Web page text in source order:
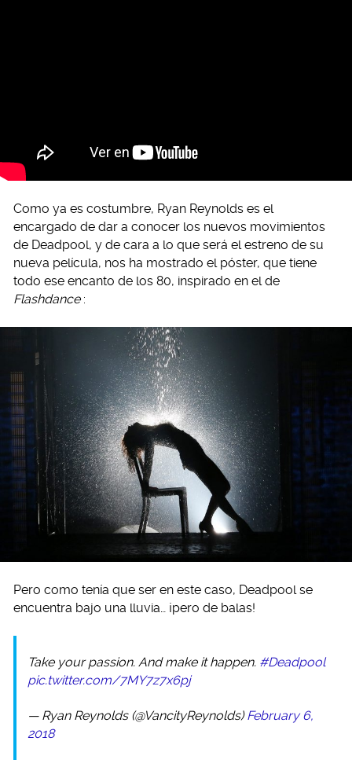
Como ya es costumbre, Ryan Reynolds es el
encargado de dar a conocer los nuevos movimientos
de Deadpool, y de cara a lo que será el estreno de su
nueva película, nos ha mostrado el póster, que tiene
todo ese encanto de los 80, inspirado en el de
Flashdance :
Pero como tenía que ser en este caso, Deadpool se
encuentra bajo una lluvia… ¡pero de balas!
Take your passion. And make it happen. #Deadpool
pic.twitter.com/7MY7z7x6pj
— Ryan Reynolds (@VancityReynolds)February 6,
2018